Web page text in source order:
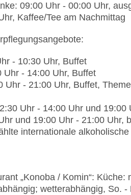
09:00 Uhr - 00:00 Uhr,
Kaffee/Tee am Nachmittag
- 10:30 Uhr, Buffet
Uhr - 14:00 Uhr, Buffet
Uhr - 21:00 Uhr, Buffet,
Uhr - 14:00 Uhr und
und 19:00 Uhr - 21:00 Uhr,
internationale
„Konoba / Komin“:
wetterabhängig, So.